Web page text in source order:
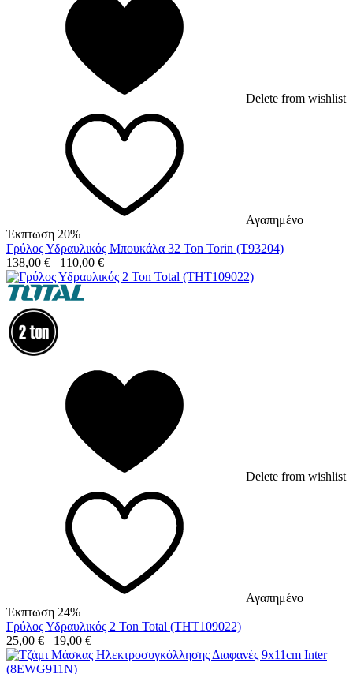
Delete from wishlist
Αγαπημένο
Έκπτωση 20%
Γρύλος Υδραυλικός Μπουκάλα 32 Ton Torin (T93204)
138,00 € 110,00 €
Delete from wishlist
Αγαπημένο
Έκπτωση 24%
Γρύλος Υδραυλικός 2 Ton Total (THT109022)
25,00 € 19,00 €